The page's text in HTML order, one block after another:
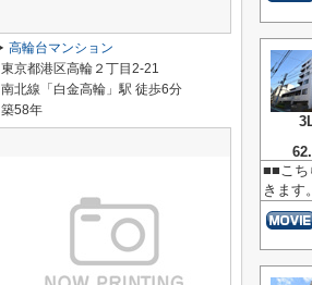
■■こち
きます。
高輪台マンション
東京都港区高輪２丁目2-21
南北線「白金高輪」駅 徒歩6分
築58年